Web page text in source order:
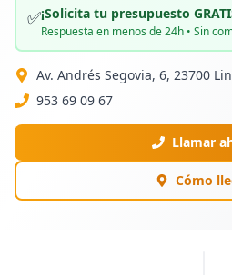
✅¡Solicita tu presupuesto
Respuesta en menos de 24h • Sin
Av. Andrés Segovia, 6, 23700
953 69 09 67
Llamar
Cómo